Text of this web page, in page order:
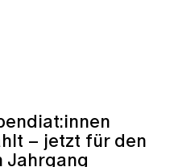
– jetzt für den
Jahrgang